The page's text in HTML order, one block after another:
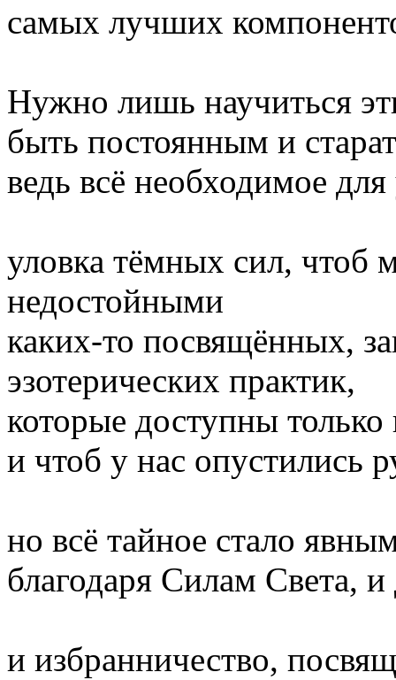
самых лучших
Нужно лишь научиться
быть постоянным и
ведь всё необходимое
уловка тёмных сил, чтоб
недостойными
каких-то посвящённых,
эзотерических практик,
которые доступны
и чтоб у нас опустились
но всё тайное стало
благодаря Силам Света, и
и избранничество,